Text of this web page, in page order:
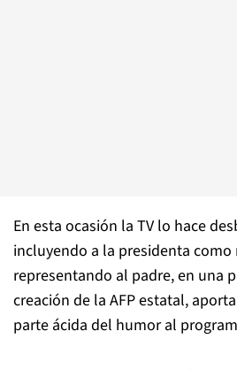
En esta ocasión la TV lo hace
incluyendo a la presidenta como
representando al padre, en una
creación de la AFP estatal,
parte ácida del humor al